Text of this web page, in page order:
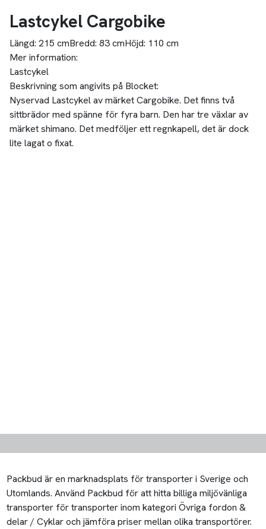
Lastcykel Cargobike
Längd: 215 cmBredd: 83 cmHöjd: 110 cm
Mer information:
Lastcykel
Beskrivning som angivits på Blocket:
Nyservad Lastcykel av märket Cargobike. Det finns två
sittbrädor med spänne för fyra barn. Den har tre växlar av
märket shimano. Det medföljer ett regnkapell, det är dock
lite lagat o fixat.
Packbud är en marknadsplats för transporter i Sverige och
Utomlands. Använd Packbud för att hitta billiga miljövänliga
transporter för transporter inom kategori Övriga fordon &
delar / Cyklar och jämföra priser mellan olika transportörer.